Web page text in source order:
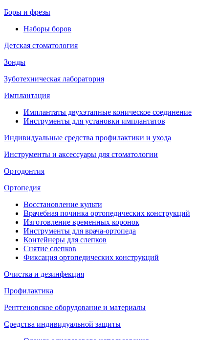
Боры и фрезы
Наборы боров
Детская стоматология
Зонды
Зуботехническая лаборатория
Имплантация
Имплантаты двухэтапные коническое соединение
Инструменты для установки имплантатов
Индивидуальные средства профилактики и ухода
Инструменты и аксессуары для стоматологии
Ортодонтия
Ортопедия
Восстановление культи
Врачебная починка ортопедических конструкций
Изготовление временных коронок
Инструменты для врача-ортопеда
Контейнеры для слепков
Снятие слепков
Фиксация ортопедических конструкций
Очистка и дезинфекция
Профилактика
Рентгеновское оборудование и материалы
Средства индивидуальной защиты